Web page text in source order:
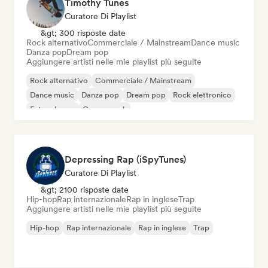
Timothy Tunes
Curatore Di Playlist
&gt; 300 risposte date
Rock alternativoCommerciale / MainstreamDance music
Danza popDream pop
Aggiungere artisti nelle mie playlist più seguite
Rock alternativo
Commerciale / Mainstream
Dance music
Danza pop Dream pop
Rock elettronico
Future house
Garage rock
Depressing Rap (iSpyTunes)
Curatore Di Playlist
&gt; 2100 risposte date
Hip-hopRap internazionaleRap in ingleseTrap
Aggiungere artisti nelle mie playlist più seguite
Hip-hop Rap internazionale Rap in inglese Trap